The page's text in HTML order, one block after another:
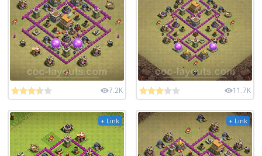
7.2K 11.7K
+ Link + Link